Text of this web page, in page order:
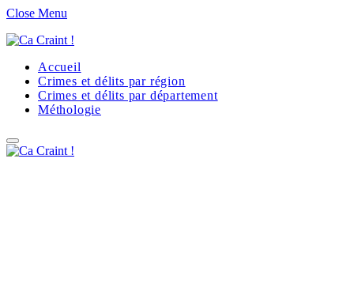
Close Menu
Accueil
Crimes et délits par région
Crimes et délits par département
Méthologie